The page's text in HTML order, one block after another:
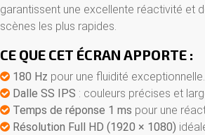
garantissent une excellente réactivité et
scènes les plus rapides.
CE QUE CET ÉCRAN APPORTE :
180 Hz pour une fluidité exceptionnelle.
Dalle SS IPS : couleurs précises et
Temps de réponse 1 ms pour une
Résolution Full HD (1920 × 1080)